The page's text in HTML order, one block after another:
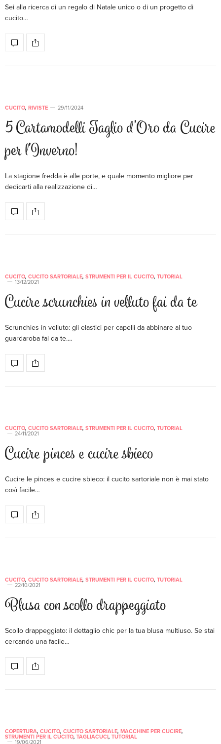
Sei alla ricerca di un regalo di Natale unico o di un progetto di
cucito…
CUCITO, RIVISTE 29/11/2024
5 Cartamodelli Taglio d’Oro da Cucire
per l’Inverno!
La stagione fredda è alle porte, e quale momento migliore per
dedicarti alla realizzazione di…
CUCITO, CUCITO SARTORIALE, STRUMENTI PER IL CUCITO, TUTORIAL
13/12/2021
Cucire scrunchies in velluto fai da te
Scrunchies in velluto: gli elastici per capelli da abbinare al tuo
guardaroba fai da te.…
CUCITO, CUCITO SARTORIALE, STRUMENTI PER IL CUCITO, TUTORIAL
24/11/2021
Cucire pinces e cucire sbieco
Cucire le pinces e cucire sbieco: il cucito sartoriale non è mai stato
così facile…
CUCITO, CUCITO SARTORIALE, STRUMENTI PER IL CUCITO, TUTORIAL
22/10/2021
Blusa con scollo drappeggiato
Scollo drappeggiato: il dettaglio chic per la tua blusa multiuso. Se stai
cercando una facile…
COPERTURA, CUCITO, CUCITO SARTORIALE, MACCHINE PER CUCIRE,
STRUMENTI PER IL CUCITO, TAGLIACUCI, TUTORIAL
19/06/2021